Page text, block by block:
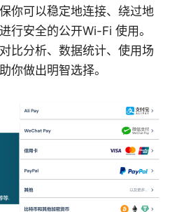
你可以稳定地连接、绕过地
行安全的公开Wi-Fi 使用。
比分析、数据统计、使用场
你做出明智选择。